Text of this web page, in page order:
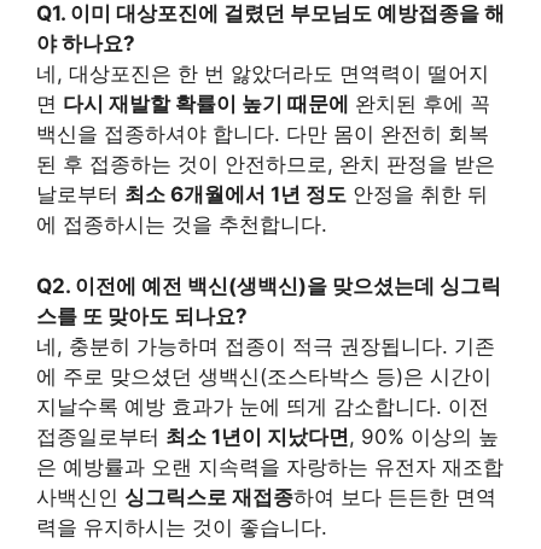
Q1. 이미 대상포진에 걸렸던 부모님도 예방접종을 해
야 하나요?
네, 대상포진은 한 번 앓았더라도 면역력이 떨어지
면 다시 재발할 확률이 높기 때문에 완치된 후에 꼭
백신을 접종하셔야 합니다. 다만 몸이 완전히 회복
된 후 접종하는 것이 안전하므로, 완치 판정을 받은
날로부터 최소 6개월에서 1년 정도 안정을 취한 뒤
에 접종하시는 것을 추천합니다.
Q2. 이전에 예전 백신(생백신)을 맞으셨는데 싱그릭
스를 또 맞아도 되나요?
네, 충분히 가능하며 접종이 적극 권장됩니다. 기존
에 주로 맞으셨던 생백신(조스타박스 등)은 시간이
지날수록 예방 효과가 눈에 띄게 감소합니다. 이전
접종일로부터 최소 1년이 지났다면, 90% 이상의 높
은 예방률과 오랜 지속력을 자랑하는 유전자 재조합
사백신인 싱그릭스로 재접종하여 보다 든든한 면역
력을 유지하시는 것이 좋습니다.